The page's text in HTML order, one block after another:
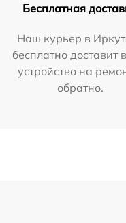
Бесплатная
Наш курьер в
бесплатно доставит
устройство на
обратно.